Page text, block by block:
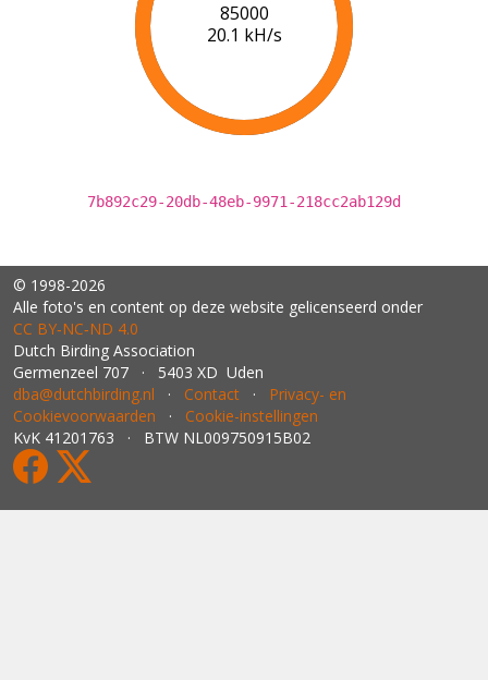
86000
20.2 kH/s
7b892c29-20db-48eb-9971-218cc2ab129d
© 1998-2026
Alle foto's en content op deze website gelicenseerd onder
CC BY‑NC‑ND 4.0
Dutch Birding Association
Germenzeel 707 · 5403 XD Uden
dba@dutchbirding.nl · Contact · Privacy- en
Cookievoorwaarden · Cookie-instellingen
KvK 41201763 · BTW NL009750915B02